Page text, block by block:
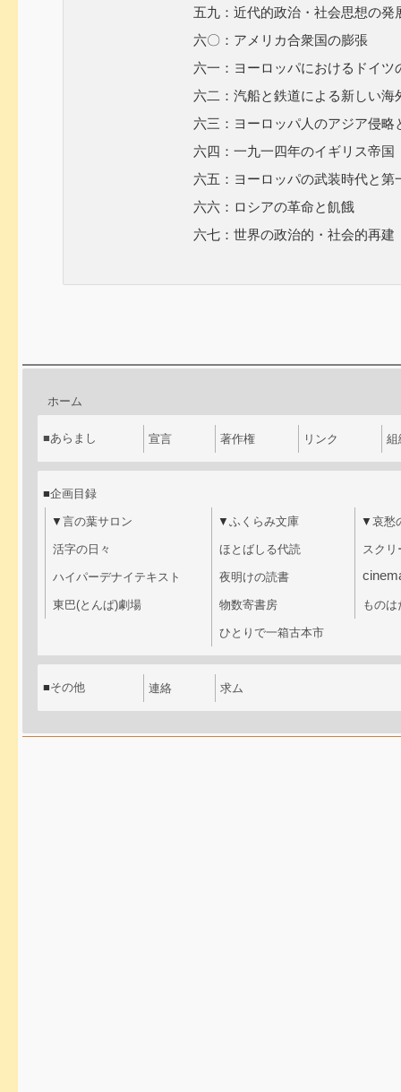
五九：近代的政治・社会思想の発
六〇：アメリカ合衆国の膨張
六一：ヨーロッパにおけるドイツ
六二：汽船と鉄道による新しい海外
六三：ヨーロッパ人のアジア侵略と
六四：一九一四年のイギリス帝国
六五：ヨーロッパの武装時代と第一
六六：ロシアの革命と飢餓
六七：世界の政治的・社会的再建
ホーム
■あらまし 宣言 著作権 リンク 組
■企画目録
▼ 言の葉サロン
活字の日々
ハイパーデナイテキスト
東巴(とんぱ)劇場
▼ ふくらみ文庫
ほとばしる代読
夜明けの読書
物数寄書房
ひとりで一箱古本市
▼ 哀愁
スクリ
もの
■その他 連絡 求ム